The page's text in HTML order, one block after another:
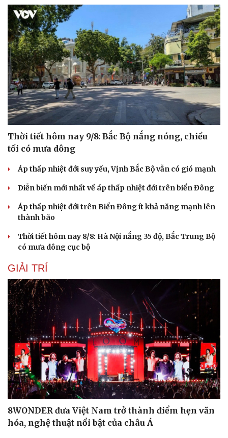
Thời tiết hôm nay 9/8: Bắc Bộ nắng nóng, chiều
tối có mưa dông
Áp thấp nhiệt đới suy yếu, Vịnh Bắc Bộ vẫn có gió mạnh
Diễn biến mới nhất về áp thấp nhiệt đới trên biển Đông
Áp thấp nhiệt đới trên Biển Đông ít khả năng mạnh lên
thành bão
Thời tiết hôm nay 8/8: Hà Nội nắng 35 độ, Bắc Trung Bộ
có mưa dông cục bộ
GIẢI TRÍ
8WONDER đưa Việt Nam trở thành điểm hẹn văn
hóa, nghệ thuật nổi bật của châu Á